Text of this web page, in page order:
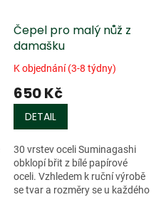
Čepel pro malý nůž z
damašku
K objednání (3-8 týdny)
650 Kč
DETAIL
30 vrstev oceli Suminagashi
obklopí břit z bílé papírové
oceli. Vzhledem k ruční výrobě
se tvar a rozměry se u každého